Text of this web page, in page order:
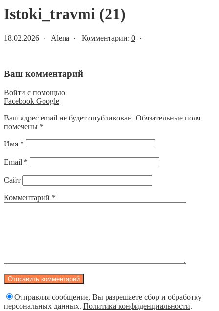
Istoki_travmi (21)
18.02.2026 · Alena · Комментарии: 0 ·
Ваш комментарий
Войти с помощью:
Facebook Google
Ваш адрес email не будет опубликован. Обязательные поля
помечены *
Имя *
Email *
Сайт
Комментарий *
Отправляя сообщение, Вы разрешаете сбор и обработку
персональных данных. Политика конфиденциальности.